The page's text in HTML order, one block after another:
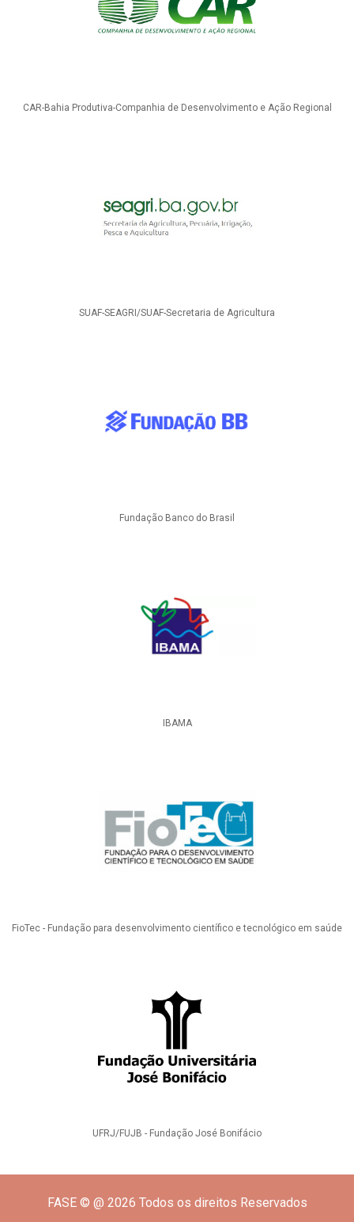
CAR-Bahia Produtiva-Companhia de Desenvolvimento e Ação Regional
SUAF-SEAGRI/SUAF-Secretaria de Agricultura
Fundação Banco do Brasil
IBAMA
FioTec - Fundação para desenvolvimento científico e tecnológico em saúde
UFRJ/FUJB - Fundação José Bonifácio
FASE © @ 2026 Todos os direitos Reservados